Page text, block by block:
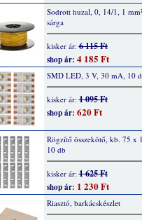
Sodrott huzal, 0, 14/1, 1
sárga
kisker ár:6 115 Ft
shop ár: 4 185 Ft
SMD LED, 3 V, 30 mA, 10
kisker ár:1 095 Ft
shop ár: 620 Ft
Rögzítő összekötő, kb. 75 x
10 db
kisker ár:1 625 Ft
shop ár: 1 230 Ft
Riasztó, barkácskészlet